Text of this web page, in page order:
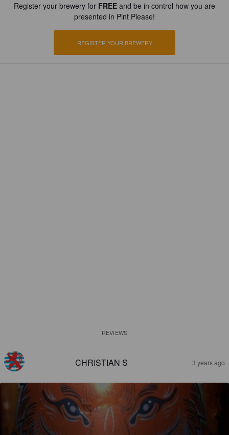
Register your brewery for FREE and be in control how you are
presented in Pint Please!
REGISTER YOUR BREWERY
REVIEWS
CHRISTIAN S 3 years ago